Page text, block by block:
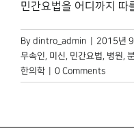
민간요법을 어디까지 따
By dintro_admin 2015년
무속인, 미신, 민간요법, 병원,
한의학
0 Comments